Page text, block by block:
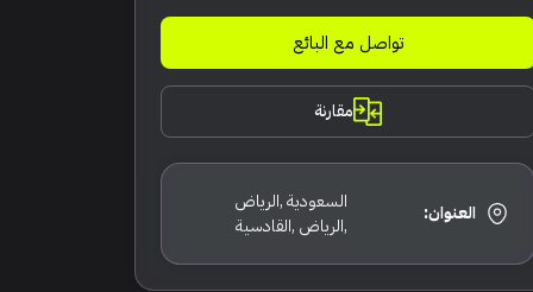
تواصل مع البائع
مقارنة
العنوان:
السعودية ,الرياض
,الرياض ,القادسية